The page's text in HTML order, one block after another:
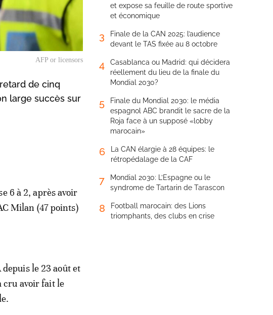
AFP or licensors
de cinq
large succès sur
6 à 2, après avoir
Milan (47 points)
le 23 août et
cru avoir fait le
et expose sa feuille de route sportive
et économique
3
Finale de la CAN 2025: l’audience
devant le TAS fixée au 8 octobre
4
Casablanca ou Madrid: qui décidera
réellement du lieu de la finale du
Mondial 2030?
5
Finale du Mondial 2030: le média
espagnol ABC brandit le sacre de la
Roja face à un supposé «lobby
marocain»
6
La CAN élargie à 28 équipes: le
rétropédalage de la CAF
7
Mondial 2030: L’Espagne ou le
syndrome de Tartarin de Tarascon
8
Football marocain: des Lions
triomphants, des clubs en crise